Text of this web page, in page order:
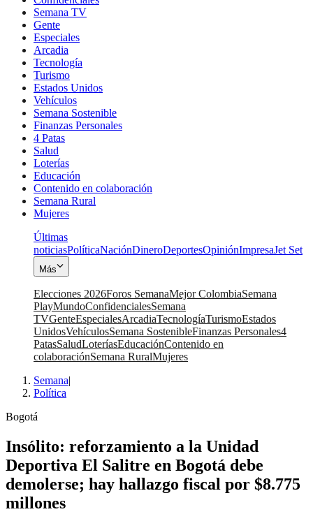
Semana TV
Gente
Especiales
Arcadia
Tecnología
Turismo
Estados Unidos
Vehículos
Semana Sostenible
Finanzas Personales
4 Patas
Salud
Loterías
Educación
Contenido en colaboración
Semana Rural
Mujeres
Últimas
noticiasPolíticaNaciónDineroDeportesOpiniónImpresaJet Set
Más
Elecciones 2026Foros SemanaMejor ColombiaSemana
PlayMundoConfidencialesSemana
TVGenteEspecialesArcadiaTecnologíaTurismoEstados
UnidosVehículosSemana SostenibleFinanzas Personales4
PatasSaludLoteríasEducaciónContenido en
colaboraciónSemana RuralMujeres
Semana|
Política
Bogotá
Insólito: reforzamiento a la Unidad
Deportiva El Salitre en Bogotá debe
demolerse; hay hallazgo fiscal por $8.775
millones